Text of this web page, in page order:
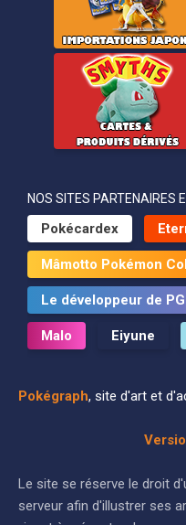
NOS SITES PARTENAIRES
Pokécardex
Mâmotto Pokémon
Le développeur de PG
Malo Eiyune
Pokégraph, site d'art et
Le site se réserve le droit
serveur afin d'illustrer ses